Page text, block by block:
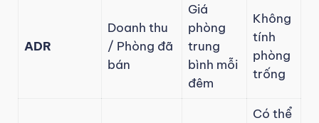
ADR
Doanh thu
/ Phòng đã
bán
Giá
phòng
trung
bình mỗi
đêm
Không
tính
phòng
trống
Có thể